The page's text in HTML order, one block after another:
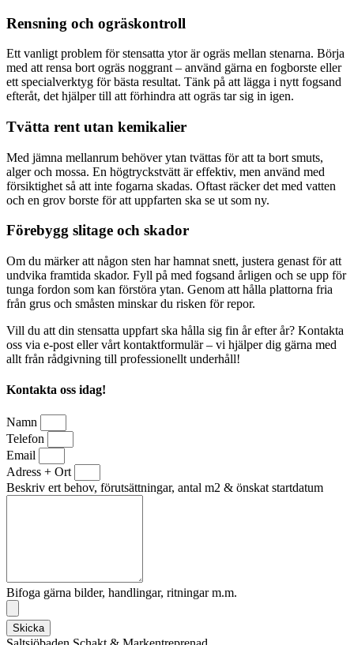
Rensning och ogräskontroll
Ett vanligt problem för stensatta ytor är ogräs mellan stenarna. Börja
med att rensa bort ogräs noggrant – använd gärna en fogborste eller
ett specialverktyg för bästa resultat. Tänk på att lägga i nytt fogsand
efteråt, det hjälper till att förhindra att ogräs tar sig in igen.
Tvätta rent utan kemikalier
Med jämna mellanrum behöver ytan tvättas för att ta bort smuts,
alger och mossa. En högtryckstvätt är effektiv, men använd med
försiktighet så att inte fogarna skadas. Oftast räcker det med vatten
och en grov borste för att uppfarten ska se ut som ny.
Förebygg slitage och skador
Om du märker att någon sten har hamnat snett, justera genast för att
undvika framtida skador. Fyll på med fogsand årligen och se upp för
tunga fordon som kan förstöra ytan. Genom att hålla plattorna fria
från grus och småsten minskar du risken för repor.
Vill du att din stensatta uppfart ska hålla sig fin år efter år? Kontakta
oss via e-post eller vårt kontaktformulär – vi hjälper dig gärna med
allt från rådgivning till professionellt underhåll!
Kontakta oss idag!
Namn
Telefon
Email
Adress + Ort
Beskriv ert behov, förutsättningar, antal m2 & önskat startdatum
Bifoga gärna bilder, handlingar, ritningar m.m.
Skicka